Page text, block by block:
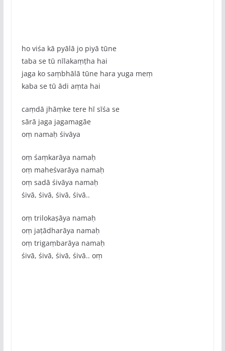
ho viśa kā pyālā jo piyā tūne
taba se tū nīlakaṃṭha hai
jaga ko saṃbhālā tūne hara yuga meṃ
kaba se tū ādi aṃta hai
caṃdā jhāṃke tere hī sīśa se
sārā jaga jagamagāe
oṃ namaḥ śivāya
oṃ śaṃkarāya namaḥ
oṃ maheśvarāya namaḥ
oṃ sadā śivāya namaḥ
śivā, śivā, śivā, śivā..
oṃ trilokaṣāya namaḥ
oṃ jaṭādharāya namaḥ
oṃ trigaṃbarāya namaḥ
śivā, śivā, śivā, śivā.. oṃ